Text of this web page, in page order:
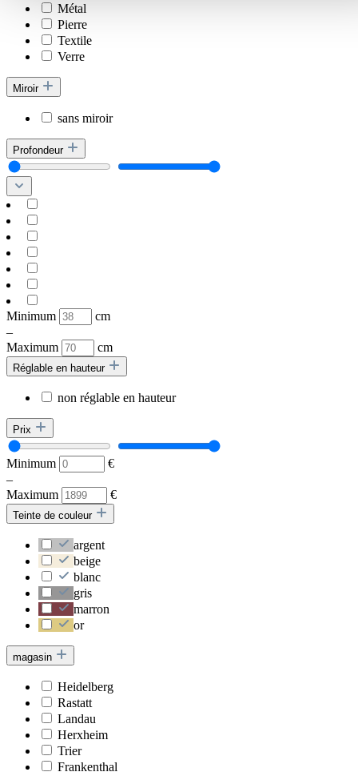
Métal
Pierre
Textile
Verre
Miroir
sans miroir
Profondeur
Minimum
cm
–
Maximum
cm
Réglable en hauteur
non réglable en hauteur
Prix
Minimum
€
–
Maximum
€
Teinte de couleur
argent
beige
blanc
gris
marron
or
magasin
Heidelberg
Rastatt
Landau
Herxheim
Trier
Frankenthal